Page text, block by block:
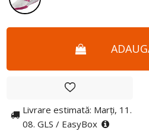
Livrare estimată: Marți, 11.
08. GLS / EasyBox